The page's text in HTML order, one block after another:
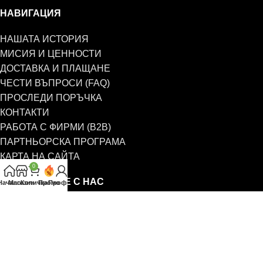
НАВИГАЦИЯ
НАШАТА ИСТОРИЯ
МИСИЯ И ЦЕННОСТИ
ДОСТАВКА И ПЛАЩАНЕ
ЧЕСТИ ВЪПРОСИ (FAQ)
ПРОСЛЕДИ ПОРЪЧКА
КОНТАКТИ
РАБОТА С ФИРМИ (B2B)
ПАРТНЬОРСКА ПРОГРАМА
КАРТА НА САЙТА
СВЪРЖЕТЕ СЕ С НАС
Магазин
0
КоличкаПромоПрофил